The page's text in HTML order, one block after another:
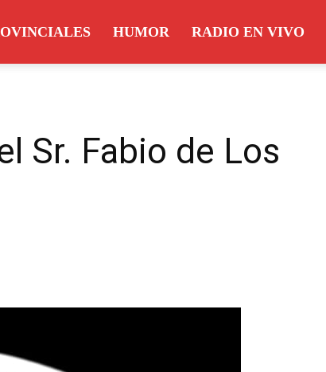
HUMOR RADIO EN VIVO
Sr. Fabio de Los